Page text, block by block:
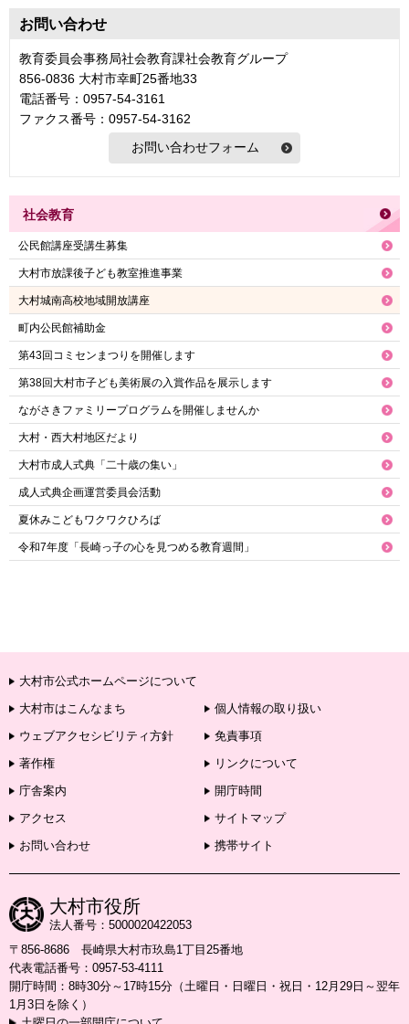
お問い合わせ
教育委員会事務局社会教育課社会教育グループ
856-0836 大村市幸町25番地33
電話番号：0957-54-3161
ファクス番号：0957-54-3162
社会教育
公民館講座受講生募集
大村市放課後子ども教室推進事業
大村城南高校地域開放講座
町内公民館補助金
第43回コミセンまつりを開催します
第38回大村市子ども美術展の入賞作品を展示します
ながさきファミリープログラムを開催しませんか
大村・西大村地区だより
大村市成人式典「二十歳の集い」
成人式典企画運営委員会活動
夏休みこどもワクワクひろば
令和7年度「長崎っ子の心を見つめる教育週間」
大村市公式ホームページについて
大村市はこんなまち
個人情報の取り扱い
ウェブアクセシビリティ方針
免責事項
著作権
リンクについて
庁舎案内
開庁時間
アクセス
サイトマップ
お問い合わせ
携帯サイト
大村市役所
法人番号：5000020422053
〒856-8686 長崎県大村市玖島1丁目25番地
代表電話番号：0957-53-4111
開庁時間：8時30分～17時15分（土曜日・日曜日・祝日・12月29日～翌年
1月3日を除く）